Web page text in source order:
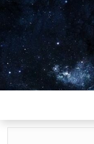
Plus de 2800